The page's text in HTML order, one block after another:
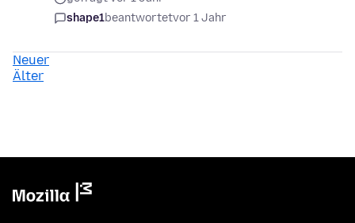
shape1beantwortetvor 1 Jahr
Neuer
Älter